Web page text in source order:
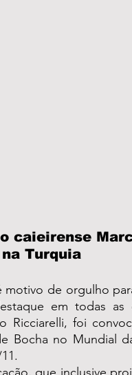
caieirense
Turquia
motivo de orgulho
em todas as
foi
Bocha no Mundial